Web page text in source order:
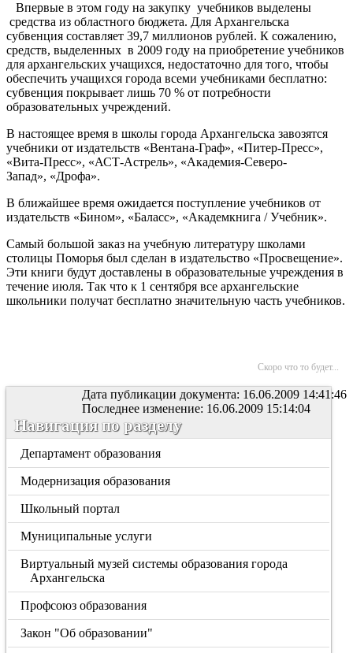
Впервые в этом году на закупку учебников выделены
средства из областного бюджета. Для Архангельска
субвенция составляет 39,7 миллионов рублей. К сожалению,
средств, выделенных в 2009 году на приобретение учебников
для архангельских учащихся, недостаточно для того, чтобы
обеспечить учащихся города всеми учебниками бесплатно:
субвенция покрывает лишь 70 % от потребности
образовательных учреждений.
В настоящее время в школы города Архангельска завозятся
учебники от издательств «Вентана-Граф», «Питер-Пресс»,
«Вита-Пресс», «АСТ-Астрель», «Академия-Северо-
Запад», «Дрофа».
В ближайшее время ожидается поступление учебников от
издательств «Бином», «Баласс», «Академкнига / Учебник».
Самый большой заказ на учебную литературу школами
столицы Поморья был сделан в издательство «Просвещение».
Эти книги будут доставлены в образовательные учреждения в
течение июля. Так что к 1 сентября все архангельские
школьники получат бесплатно значительную часть учебников.
Скоро что то будет...
Дата публикации документа: 16.06.2009 14:41:46
Последнее изменение: 16.06.2009 15:14:04
Навигация по разделу
Департамент образования
Модернизация образования
Школьный портал
Муниципальные услуги
Виртуальный музей системы образования города
Архангельска
Профсоюз образования
Закон "Об образовании"